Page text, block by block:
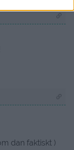
dan faktiskt )